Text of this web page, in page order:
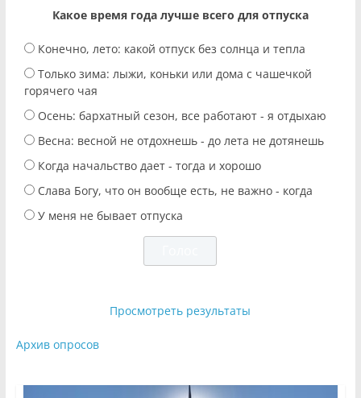
Какое время года лучше всего для отпуска
Конечно, лето: какой отпуск без солнца и тепла
Только зима: лыжи, коньки или дома с чашечкой
горячего чая
Осень: бархатный сезон, все работают - я отдыхаю
Весна: весной не отдохнешь - до лета не дотянешь
Когда начальство дает - тогда и хорошо
Слава Богу, что он вообще есть, не важно - когда
У меня не бывает отпуска
Просмотреть результаты
Архив опросов